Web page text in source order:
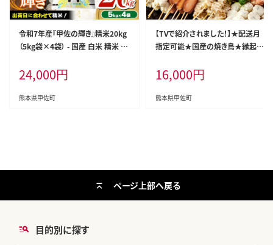
令和7年産『甲佐の輝き』精米20kg
（5kg袋×4袋） - 国産 白米 精米 お
厳選 マイスター 生活応援 ひのひ
かり 森のくまさん おすすめ 熊本県
甲佐町【価格改定ZR】
24,000円
熊本県甲佐町
【TVで紹介されました！】★配送月
指定可能★国産の焼き鳥★縁起が
セット ＜生冷凍＞国産 丁寧仕上げ
の焼き鳥7種セット 88本 【価格改定
XA】 - 国産 焼き鳥 焼鳥 セット モモ
16,000円
熊本県甲佐町
目的別に探す
ページ上部へ戻る